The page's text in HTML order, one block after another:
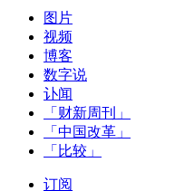
图片
视频
博客
数字说
讣闻
「财新周刊」
「中国改革」
「比较」
订阅